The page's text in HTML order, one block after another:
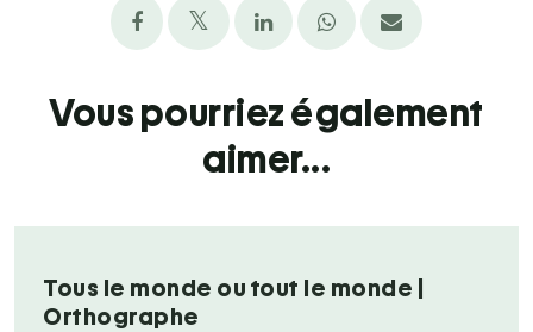
Vous pourriez également
aimer...
Tous le monde ou tout le monde |
Orthographe